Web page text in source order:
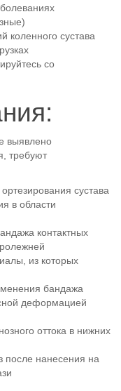
коленного сустава
со
выявлено
требуют
сустава
в области
контактных
из которых
бандажа
деформацией
оттока в нижних
после нанесения на